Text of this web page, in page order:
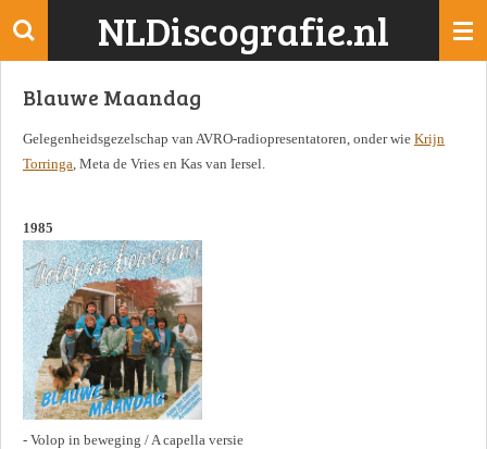
Ga
de
NLDiscografie.nl
Blauwe Maandag
Gelegenheidsgezelschap van AVRO-radiopresentatoren, onder wie Krijn
Torringa, Meta de Vries en Kas van Iersel.
1985
- Volop in beweging / A capella versie